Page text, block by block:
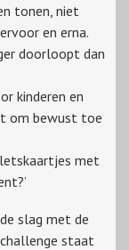
tonen, niet
en erna.
doorloopt dan
kinderen en
om bewust toe
met
slag met de
challenge staat